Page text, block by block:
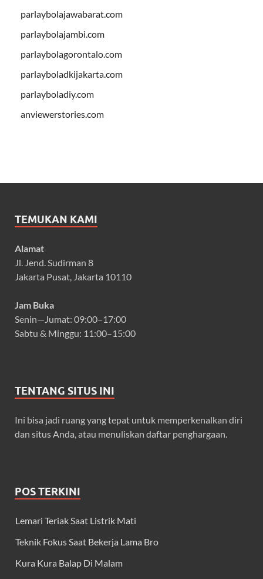
parlaybolajawabarat.com
parlaybolajambi.com
parlaybolagorontalo.com
parlayboladkijakarta.com
parlayboladiy.com
anviewerstories.com
TEMUKAN KAMI
Alamat
Jl. Jend. Sudirman 8
Jakarta Pusat, Jakarta 10110
Jam Buka
Senin—Jumat: 09:00–17:00
Sabtu & Minggu: 11:00–15:00
TENTANG SITUS INI
Ini bisa jadi ruang yang tepat untuk memperkenalkan diri
dan situs Anda, atau menuliskan daftar penghargaan.
POS TERKINI
Lemari Teriak Saat Listrik Mati
Teknik Fokus Saat Bekerja Lama Bro
Kura Kura Balap Di Malam